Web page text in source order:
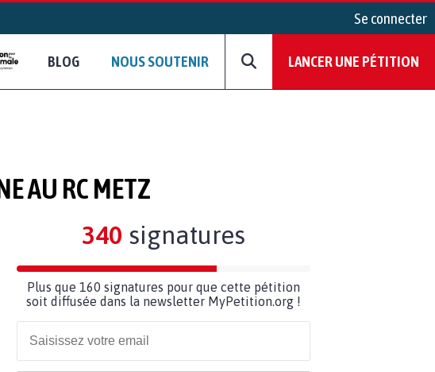
Se connecter
BLOG NOUS SOUTENIR LANCER UNE PÉTITION
AU RC METZ
340 signatures
Plus que 160 signatures pour que cette pétition
soit diffusée dans la newsletter MyPetition.org !